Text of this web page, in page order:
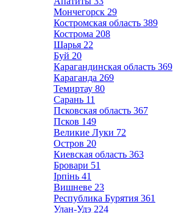
Мончегорск 29
Костромская область 389
Кострома 208
Шарья 22
Буй 20
Карагандинская область 369
Караганда 269
Темиртау 80
Сарань 11
Псковская область 367
Псков 149
Великие Луки 72
Остров 20
Киевская область 363
Бровари 51
Ірпінь 41
Вишневе 23
Республика Бурятия 361
Улан-Удэ 224